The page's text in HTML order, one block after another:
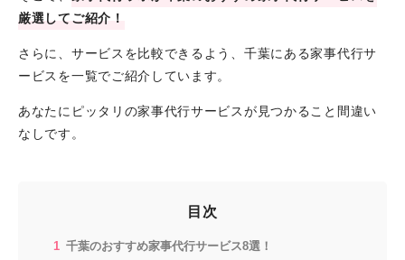
厳選してご紹介！
さらに、サービスを比較できるよう、千葉にある家事代行サ
ービスを一覧でご紹介しています。
あなたにピッタリの家事代行サービスが見つかること間違い
なしです。
目次
千葉のおすすめ家事代行サービス8選！